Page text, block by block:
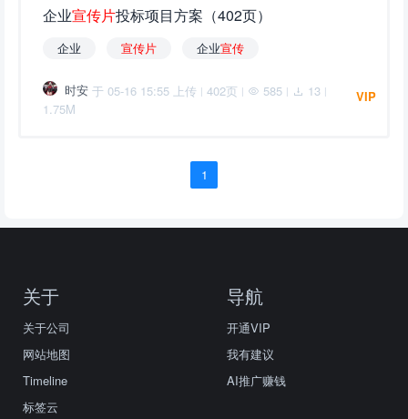
企业宣传片投标项目方案（402页）
企业 宣传片 企业宣传
时安 于 05-16 15:55 上传 | 402页 | 585 | 13 |
1.75M
VIP
1
关于
关于公司
网站地图
Timeline
标签云
导航
开通VIP
我有建议
AI推广赚钱